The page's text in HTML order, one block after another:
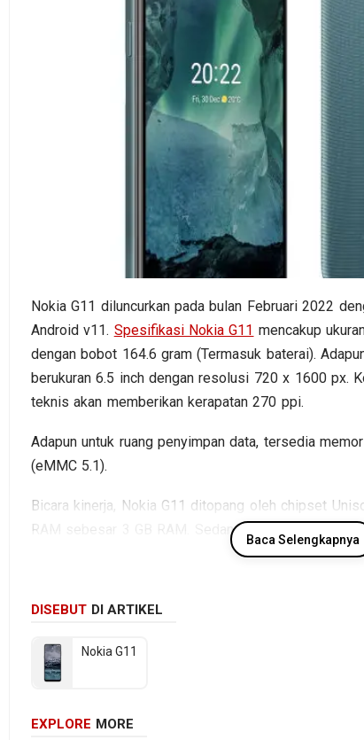
Nokia G11 diluncurkan pada bulan Februari 2022
Android v11. Spesifikasi Nokia G11 mencakup
dengan bobot 164.6 gram (Termasuk baterai).
berukuran 6.5 inch dengan resolusi 720 x 1600 px.
teknis akan memberikan kerapatan 270 ppi.
Adapun untuk ruang penyimpan data, tersedia
(eMMC 5.1).
Bicara kinerja, Nokia G11 ditopang oleh chipset
RAM sebesar 3 GB RAM. Sedangkan pada sektor
Triple lens dan kamera depan Single lens,
Baca Selengkapnya
DISEBUT DI ARTIKEL
Nokia G11
EXPLORE MORE